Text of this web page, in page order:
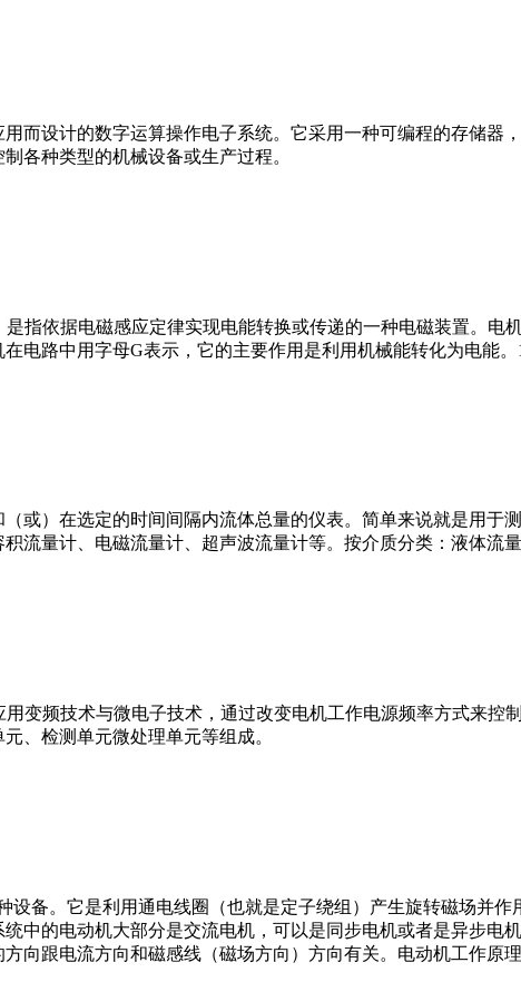
而设计的数字运算操作电子系统。它采用一种可编程的存储
各种类型的机械设备或生产过程。
是指依据电磁感应定律实现电能转换或传递的一种电磁装置。
电路中用字母G表示，它的主要作用是利用机械能转化为电能。
或）在选定的时间间隔内流体总量的仪表。简单来说就是用于
流量计、电磁流量计、超声波流量计等。按介质分类：液体流量
用变频技术与微电子技术，通过改变电机工作电源频率方式来
、检测单元微处理单元等组成。
设备。它是利用通电线圈（也就是定子绕组）产生旋转磁场并
中的电动机大部分是交流电机，可以是同步电机或者是异步电
向跟电流方向和磁感线（磁场方向）方向有关。电动机工作原